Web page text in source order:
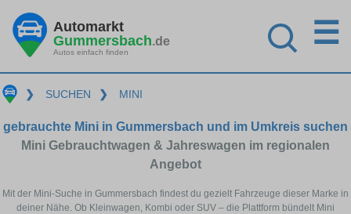
Automarkt
Gummersbach.de
Autos einfach finden
☰
❯ SUCHEN ❯ MINI
gebrauchte Mini in Gummersbach und im Umkreis suchen
Mini Gebrauchtwagen & Jahreswagen im regionalen
Angebot
Mit der Mini-Suche in Gummersbach findest du gezielt Fahrzeuge dieser Marke in
deiner Nähe. Ob Kleinwagen, Kombi oder SUV – die Plattform bündelt Mini